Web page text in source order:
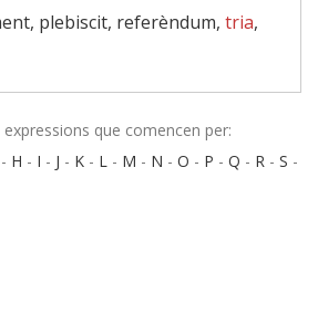
plebiscit, referèndum, tria,
que comencen per:
- H - I - J - K - L - M - N - O - P - Q - R - S -